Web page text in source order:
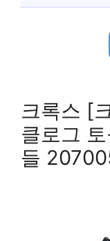
크록스 [
클로그
들